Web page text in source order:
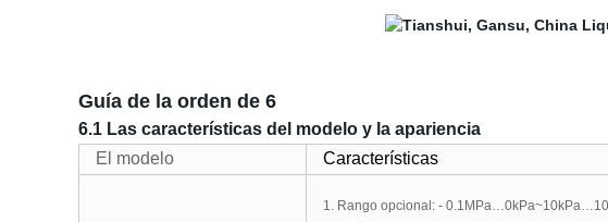
Guía de la orden de 6
6.1 Las características del modelo y la apariencia
El modelo
Características
1. Rango opcional: - 0.1MPa…0kPa~